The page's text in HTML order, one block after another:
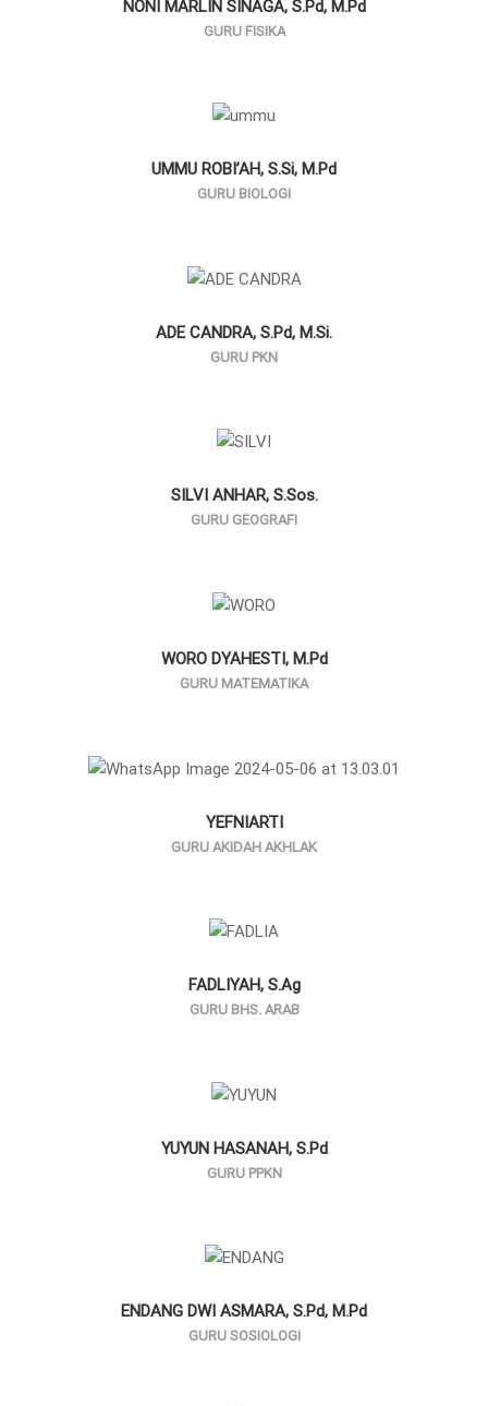
NONI MARLIN SINAGA, S.Pd, M.Pd
GURU FISIKA
UMMU ROBI’AH, S.Si, M.Pd
GURU BIOLOGI
ADE CANDRA, S.Pd, M.Si.
GURU PKN
SILVI ANHAR, S.Sos.
GURU GEOGRAFI
WORO DYAHESTI, M.Pd
GURU MATEMATIKA
YEFNIARTI
GURU AKIDAH AKHLAK
FADLIYAH, S.Ag
GURU BHS. ARAB
YUYUN HASANAH, S.Pd
GURU PPKN
ENDANG DWI ASMARA, S.Pd, M.Pd
GURU SOSIOLOGI